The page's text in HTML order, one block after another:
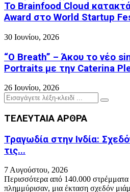
Το Brainfood Cloud
Award στο World Startup
30 Ιουνίου, 2026
“O Breath” – Άκου το νέο
Portraits με την Caterina
26 Ιουνίου, 2026
Search
for:
Search
ΤΕΛΕΥΤΑΙΑ ΑΡΘΡΑ
Τραγωδία στην Ινδία:
τις...
7 Αυγούστου, 2026
Περισσότερα από 140.000
πλημμύρισαν, μια έκταση σχεδόν